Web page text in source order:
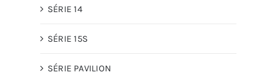
SÉRIE 14
SÉRIE 15S
SÉRIE PAVILION